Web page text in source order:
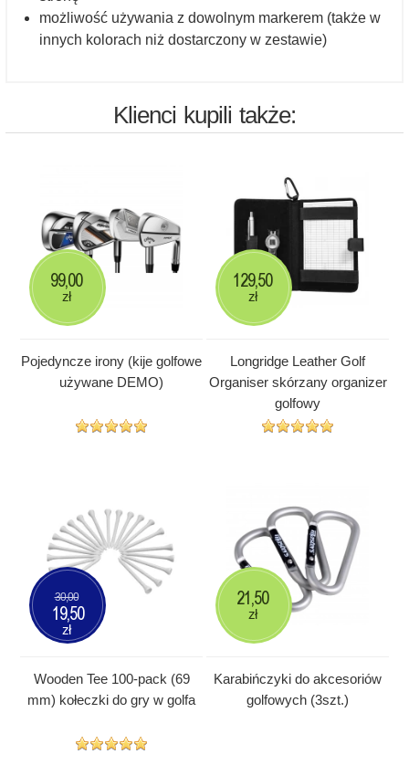
możliwość używania z dowolnym markerem (także w
innych kolorach niż dostarczony w zestawie)
Klienci kupili także:
Pojedyncze irony (kije golfowe
używane DEMO)
99,00
zł
Longridge Leather Golf
Organiser skórzany organizer
golfowy
129,50
zł
Wooden Tee 100-pack (69
mm) kołeczki do gry w golfa
30,00
19,50
zł
Karabińczyki do akcesoriów
golfowych (3szt.)
21,50
zł